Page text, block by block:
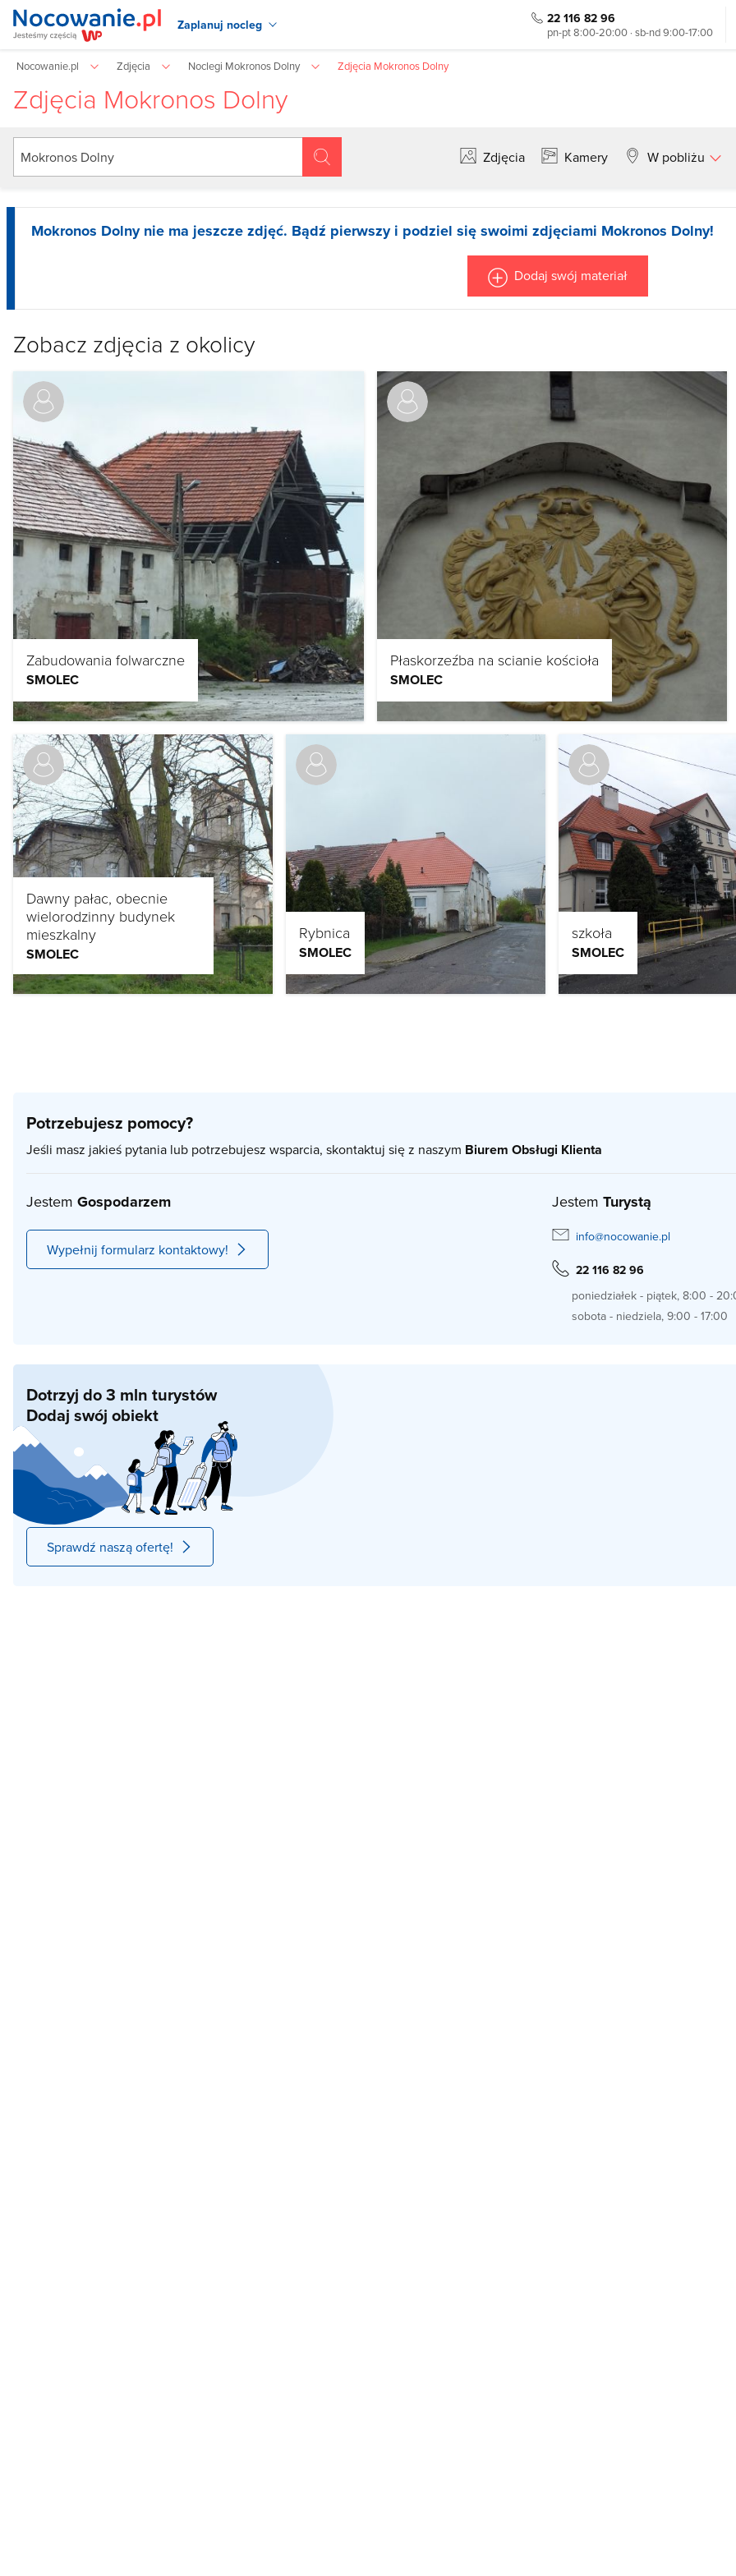
Zaplanuj nocleg 22 116 82 96
pn-pt 8:00-20:00 · sb-nd 9:00-17:00
Nocowanie.pl Zdjęcia Noclegi Mokronos Dolny Zdjęcia Mokronos Dolny
Zdjęcia Mokronos Dolny
Zdjęcia Kamery W pobliżu
Mokronos Dolny nie ma jeszcze zdjęć. Bądź pierwszy i podziel się swoimi zdjęciami Mokronos Dolny!
Dodaj swój materiał
Zobacz zdjęcia z okolicy
Zabudowania folwarczne
SMOLEC
Płaskorzeźba na scianie kościoła
SMOLEC
Dawny pałac, obecnie
wielorodzinny budynek
mieszkalny
SMOLEC
Rybnica
SMOLEC
szkoła
SMOLEC
Potrzebujesz pomocy?
Jeśli masz jakieś pytania lub potrzebujesz wsparcia, skontaktuj się z naszym Biurem Obsługi Klienta
Jestem Gospodarzem
Wypełnij formularz kontaktowy!
Jestem Turystą
info@nocowanie.pl
22 116 82 96
poniedziałek - piątek, 8:00 -
sobota - niedziela, 9:00 - 17:00
Dotrzyj do 3 mln turystów
Dodaj swój obiekt
Sprawdź naszą ofertę!